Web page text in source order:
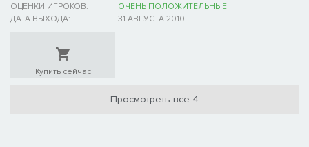
ОЦЕНКИ ИГРОКОВ:
ОЧЕНЬ ПОЛОЖИТЕЛЬНЫЕ
ДАТА ВЫХОДА:
31 АВГУСТА 2010
Купить сейчас
Просмотреть все 4